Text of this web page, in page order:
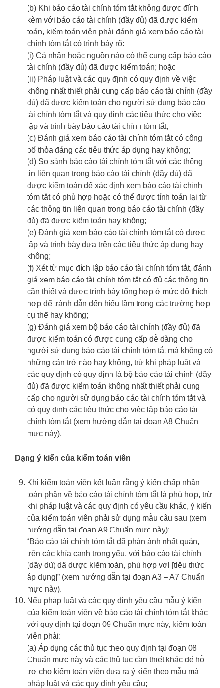
(b) Khi báo cáo tài chính tóm tắt không được đính
kèm với báo cáo tài chính (đầy đủ) đã được kiểm
toán, kiểm toán viên phải đánh giá xem báo cáo tài
chính tóm tắt có trình bày rõ:
(i) Cá nhân hoặc nguồn nào có thể cung cấp báo cáo
tài chính (đầy đủ) đã được kiểm toán; hoặc
(ii) Pháp luật và các quy định có quy định về việc
không nhất thiết phải cung cấp báo cáo tài chính (đầy
đủ) đã được kiểm toán cho người sử dụng báo cáo
tài chính tóm tắt và quy định các tiêu thức cho việc
lập và trình bày báo cáo tài chính tóm tắt;
(c) Đánh giá xem báo cáo tài chính tóm tắt có công
bố thỏa đáng các tiêu thức áp dụng hay không;
(d) So sánh báo cáo tài chính tóm tắt với các thông
tin liên quan trong báo cáo tài chính (đầy đủ) đã
được kiểm toán để xác định xem báo cáo tài chính
tóm tắt có phù hợp hoặc có thể được tính toán lại từ
các thông tin liên quan trong báo cáo tài chính (đầy
đủ) đã được kiểm toán hay không;
(e) Đánh giá xem báo cáo tài chính tóm tắt có được
lập và trình bày dựa trên các tiêu thức áp dụng hay
không;
(f) Xét từ mục đích lập báo cáo tài chính tóm tắt, đánh
giá xem báo cáo tài chính tóm tắt có đủ các thông tin
cần thiết và được trình bày tổng hợp ở mức độ thích
hợp để tránh dẫn đến hiểu lầm trong các trường hợp
cụ thể hay không;
(g) Đánh giá xem bộ báo cáo tài chính (đầy đủ) đã
được kiểm toán có được cung cấp dễ dàng cho
người sử dụng báo cáo tài chính tóm tắt mà không có
những cản trở nào hay không, trừ khi pháp luật và
các quy định có quy định là bộ báo cáo tài chính (đầy
đủ) đã được kiểm toán không nhất thiết phải cung
cấp cho người sử dụng báo cáo tài chính tóm tắt và
có quy định các tiêu thức cho việc lập báo cáo tài
chính tóm tắt (xem hướng dẫn tại đoạn A8 Chuẩn
mực này).
Dạng ý kiến của kiểm toán viên
Khi kiểm toán viên kết luận rằng ý kiến chấp nhận
toàn phần về báo cáo tài chính tóm tắt là phù hợp, trừ
khi pháp luật và các quy định có yêu cầu khác, ý kiến
của kiểm toán viên phải sử dụng mẫu câu sau (xem
hướng dẫn tại đoạn A9 Chuẩn mực này):
“Báo cáo tài chính tóm tắt đã phản ánh nhất quán,
trên các khía cạnh trọng yếu, với báo cáo tài chính
(đầy đủ) đã được kiểm toán, phù hợp với [tiêu thức
áp dụng]” (xem hướng dẫn tại đoạn A3 – A7 Chuẩn
mực này).
Nếu pháp luật và các quy định yêu cầu mẫu ý kiến
của kiểm toán viên về báo cáo tài chính tóm tắt khác
với quy định tại đoạn 09 Chuẩn mực này, kiểm toán
viên phải:
(a) Áp dụng các thủ tục theo quy định tại đoạn 08
Chuẩn mực này và các thủ tục cần thiết khác để hỗ
trợ cho kiểm toán viên đưa ra ý kiến theo mẫu mà
pháp luật và các quy định yêu cầu;